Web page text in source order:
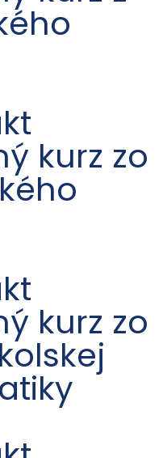
kurz zo
kurz zo